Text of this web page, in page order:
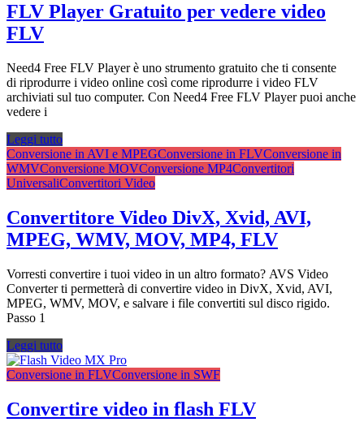
FLV Player Gratuito per vedere video
FLV
Need4 Free FLV Player è uno strumento gratuito che ti consente
di riprodurre i video online così come riprodurre i video FLV
archiviati sul tuo computer. Con Need4 Free FLV Player puoi anche
vedere i
Leggi tutto
Conversione in AVI e MPEGConversione in FLVConversione in
WMVConversione MOVConversione MP4Convertitori
UniversaliConvertitori Video
Convertitore Video DivX, Xvid, AVI,
MPEG, WMV, MOV, MP4, FLV
Vorresti convertire i tuoi video in un altro formato? AVS Video
Converter ti permetterà di convertire video in DivX, Xvid, AVI,
MPEG, WMV, MOV, e salvare i file convertiti sul disco rigido.
Passo 1
Leggi tutto
Conversione in FLVConversione in SWF
Convertire video in flash FLV